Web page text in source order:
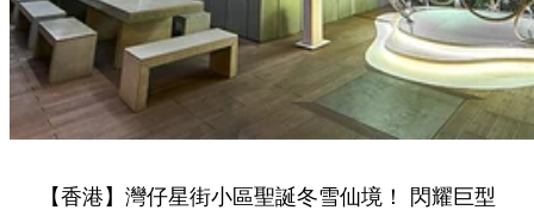
【香港】灣仔星街小區聖誕冬雪仙境！ 閃耀巨型